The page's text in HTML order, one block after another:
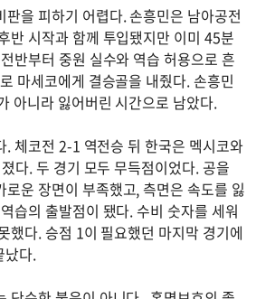
을 피하기 어렵다. 손흥민은 남아공전
반 시작과 함께 투입됐지만 이미 45분
반부터 중원 실수와 역습 허용으로 흔
마세코에게 결승골을 내줬다. 손흥민
아니라 잃어버린 시간으로 남았다.
. 체코전 2-1 역전승 뒤 한국은 멕시코와
다. 두 경기 모두 무득점이었다. 공을
로운 장면이 부족했고, 측면은 속도를 잃
습의 출발점이 됐다. 수비 숫자를 세워
했다. 승점 1이 필요했던 마지막 경기에
났다.